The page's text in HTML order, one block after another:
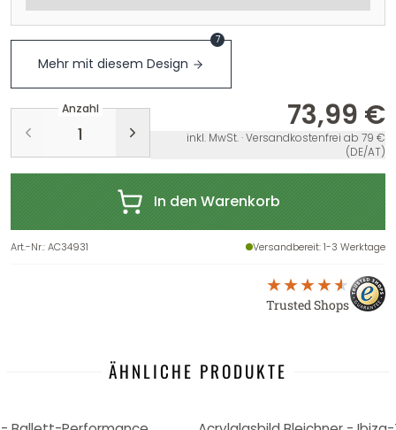
Mehr mit diesem Design
7
Anzahl 73,99 €
inkl. MwSt. · Versandkostenfrei ab 79 €
(DE/AT)
In den Warenkorb
Art.-Nr.:AC34931 Versandbereit: 1-3 Werktage
Trusted Shops
ÄHNLICHE PRODUKTE